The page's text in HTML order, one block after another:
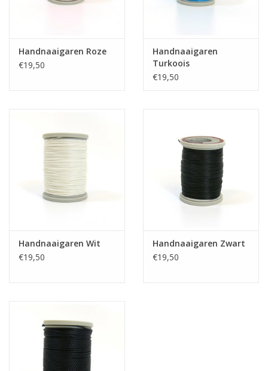
Handnaaigaren Roze
€19,50
Handnaaigaren
Turkoois
€19,50
Handnaaigaren Wit
€19,50
Handnaaigaren Zwart
€19,50